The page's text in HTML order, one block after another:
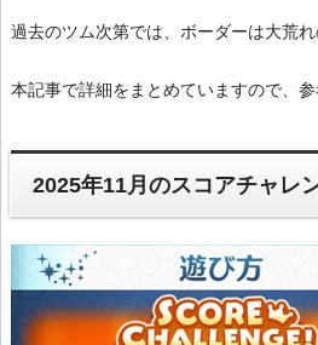
過去のツム次第では、ボーダーは大荒れ
本記事で詳細をまとめていますので、参
2025年11月のスコアチャレ